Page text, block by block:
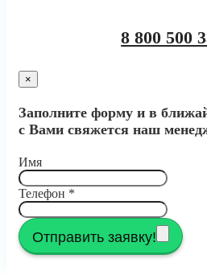
8 800 500
×
Заполните форму и в
с Вами свяжется наш
Имя
Телефон *
Отправить заявку!